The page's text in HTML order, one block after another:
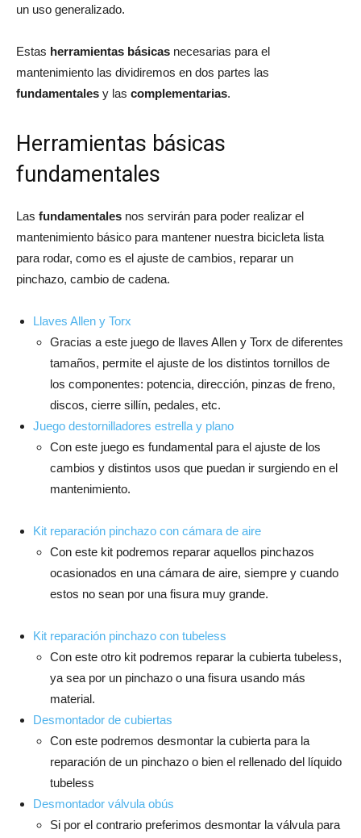
un uso generalizado.
Estas herramientas básicas necesarias para el
mantenimiento las dividiremos en dos partes las
fundamentales y las complementarias.
Herramientas básicas
fundamentales
Las fundamentales nos servirán para poder realizar el
mantenimiento básico para mantener nuestra bicicleta lista
para rodar, como es el ajuste de cambios, reparar un
pinchazo, cambio de cadena.
Llaves Allen y Torx
Gracias a este juego de llaves Allen y Torx de diferentes
tamaños, permite el ajuste de los distintos tornillos de
los componentes: potencia, dirección, pinzas de freno,
discos, cierre sillín, pedales, etc.
Juego destornilladores estrella y plano
Con este juego es fundamental para el ajuste de los
cambios y distintos usos que puedan ir surgiendo en el
mantenimiento.
Kit reparación pinchazo con cámara de aire
Con este kit podremos reparar aquellos pinchazos
ocasionados en una cámara de aire, siempre y cuando
estos no sean por una fisura muy grande.
Kit reparación pinchazo con tubeless
Con este otro kit podremos reparar la cubierta tubeless,
ya sea por un pinchazo o una fisura usando más
material.
Desmontador de cubiertas
Con este podremos desmontar la cubierta para la
reparación de un pinchazo o bien el rellenado del líquido
tubeless
Desmontador válvula obús
Si por el contrario preferimos desmontar la válvula para